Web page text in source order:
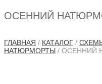
ОСЕННИЙ
ГЛАВНАЯ / КАТАЛОГ /
НАТЮРМОРТЫ / ОСЕННИЙ